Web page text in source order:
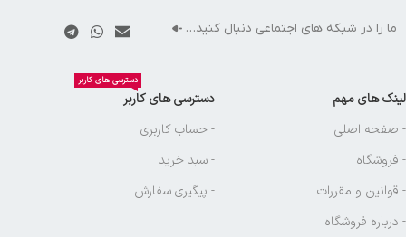
ما را در شبکه های اجتماعی دنبال کنید…
لینک های مهم
- صفحه اصلی
- فروشگاه
- قوانین و مقررات
- درباره فروشگاه
دسترسی های کاربر
دسترسی های کاربر
- حساب کاربری
- سبد خرید
- پیگیری سفارش